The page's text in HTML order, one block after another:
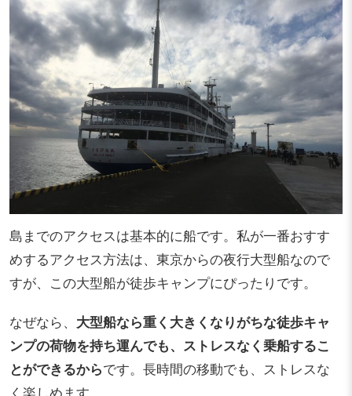
島までのアクセスは基本的に船です。私が一番おすす
めするアクセス方法は、東京からの夜行大型船なので
すが、この大型船が徒歩キャンプにぴったりです。
なぜなら、 大型船なら重く大きくなりがちな徒歩キャ
ンプの荷物を持ち運んでも、ストレスなく乗船するこ
とができるからです。長時間の移動でも、ストレスな
く楽しめます。